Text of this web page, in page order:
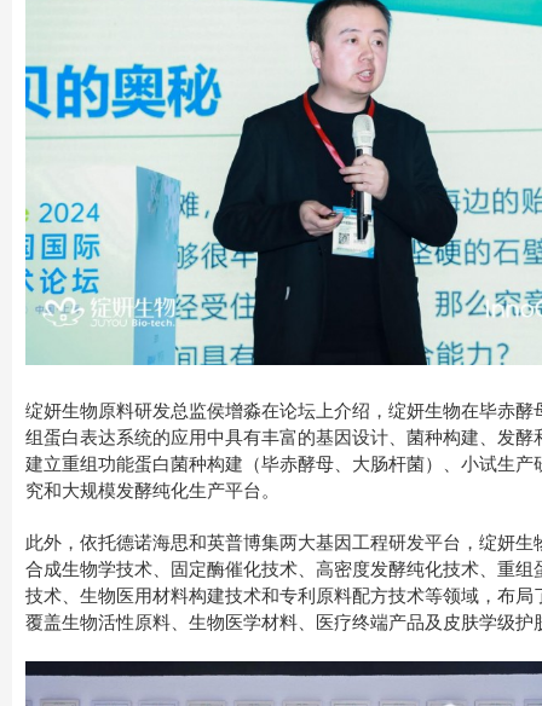
绽妍生物原料研发总监侯增淼在论坛上介绍，绽妍生物在毕赤酵
组蛋白表达系统的应用中具有丰富的基因设计、菌种构建、发酵
建立重组功能蛋白菌种构建（毕赤酵母、大肠杆菌）、小试生产
究和大规模发酵纯化生产平台。
此外，依托德诺海思和英普博集两大基因工程研发平台，绽妍生
合成生物学技术、固定酶催化技术、高密度发酵纯化技术、重组
技术、生物医用材料构建技术和专利原料配方技术等领域，布局
覆盖生物活性原料、生物医学材料、医疗终端产品及皮肤学级护